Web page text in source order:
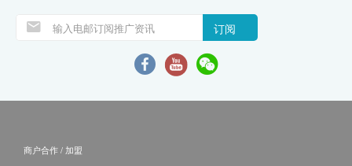
订阅
商户合作 / 加盟